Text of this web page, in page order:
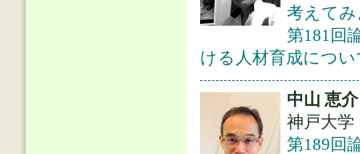
考えて
第181回
ける人材育成につ
中山 恵介
神戸大学
第189回